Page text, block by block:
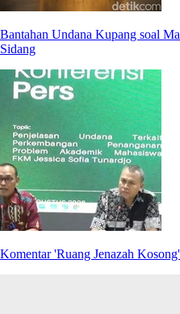
Bantahan Undana Kupang soal
Sidang
Komentar 'Ruang Jenazah